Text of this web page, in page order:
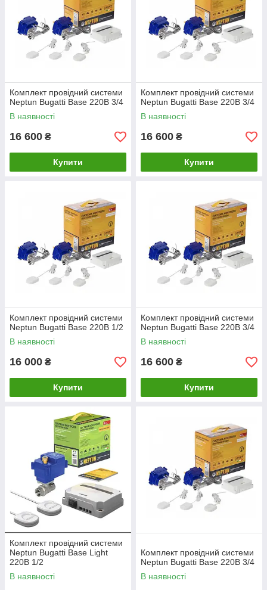
Комплект провідний системи
Neptun Bugatti Base 220B 3/4
В наявності
16 600 ₴
Купити
Комплект провідний системи
Neptun Bugatti Base 220B 3/4
В наявності
16 600 ₴
Купити
Комплект провідний системи
Neptun Bugatti Base 220B 1/2
В наявності
16 000 ₴
Купити
Комплект провідний системи
Neptun Bugatti Base 220B 3/4
В наявності
16 600 ₴
Купити
Комплект провідний системи
Neptun Bugatti Base Light
220В 1/2
В наявності
Комплект провідний системи
Neptun Bugatti Base 220B 3/4
В наявності